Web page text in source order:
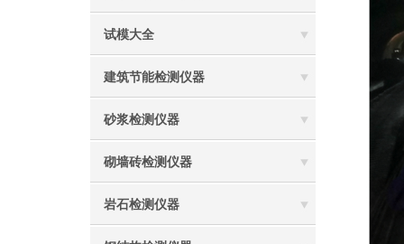
试模大全
建筑节能检测仪器
砂浆检测仪器
砌墙砖检测仪器
岩石检测仪器